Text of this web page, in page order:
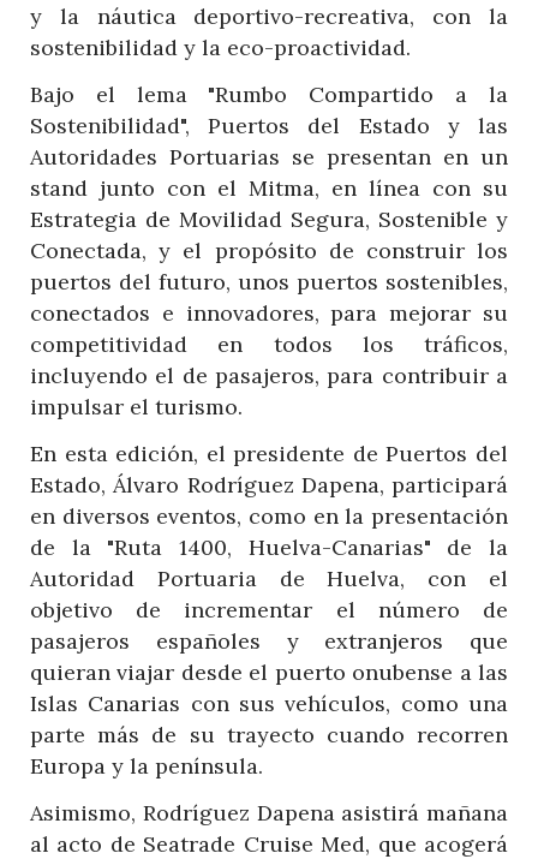
y la náutica deportivo-recreativa, con la
sostenibilidad y la eco-proactividad.
Bajo el lema "Rumbo Compartido a la
Sostenibilidad", Puertos del Estado y las
Autoridades Portuarias se presentan en un
stand junto con el Mitma, en línea con su
Estrategia de Movilidad Segura, Sostenible y
Conectada, y el propósito de construir los
puertos del futuro, unos puertos sostenibles,
conectados e innovadores, para mejorar su
competitividad en todos los tráficos,
incluyendo el de pasajeros, para contribuir a
impulsar el turismo.
En esta edición, el presidente de Puertos del
Estado, Álvaro Rodríguez Dapena, participará
en diversos eventos, como en la presentación
de la "Ruta 1400, Huelva-Canarias" de la
Autoridad Portuaria de Huelva, con el
objetivo de incrementar el número de
pasajeros españoles y extranjeros que
quieran viajar desde el puerto onubense a las
Islas Canarias con sus vehículos, como una
parte más de su trayecto cuando recorren
Europa y la península.
Asimismo, Rodríguez Dapena asistirá mañana
al acto de Seatrade Cruise Med, que acogerá